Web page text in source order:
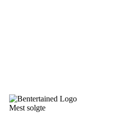
Mest solgte